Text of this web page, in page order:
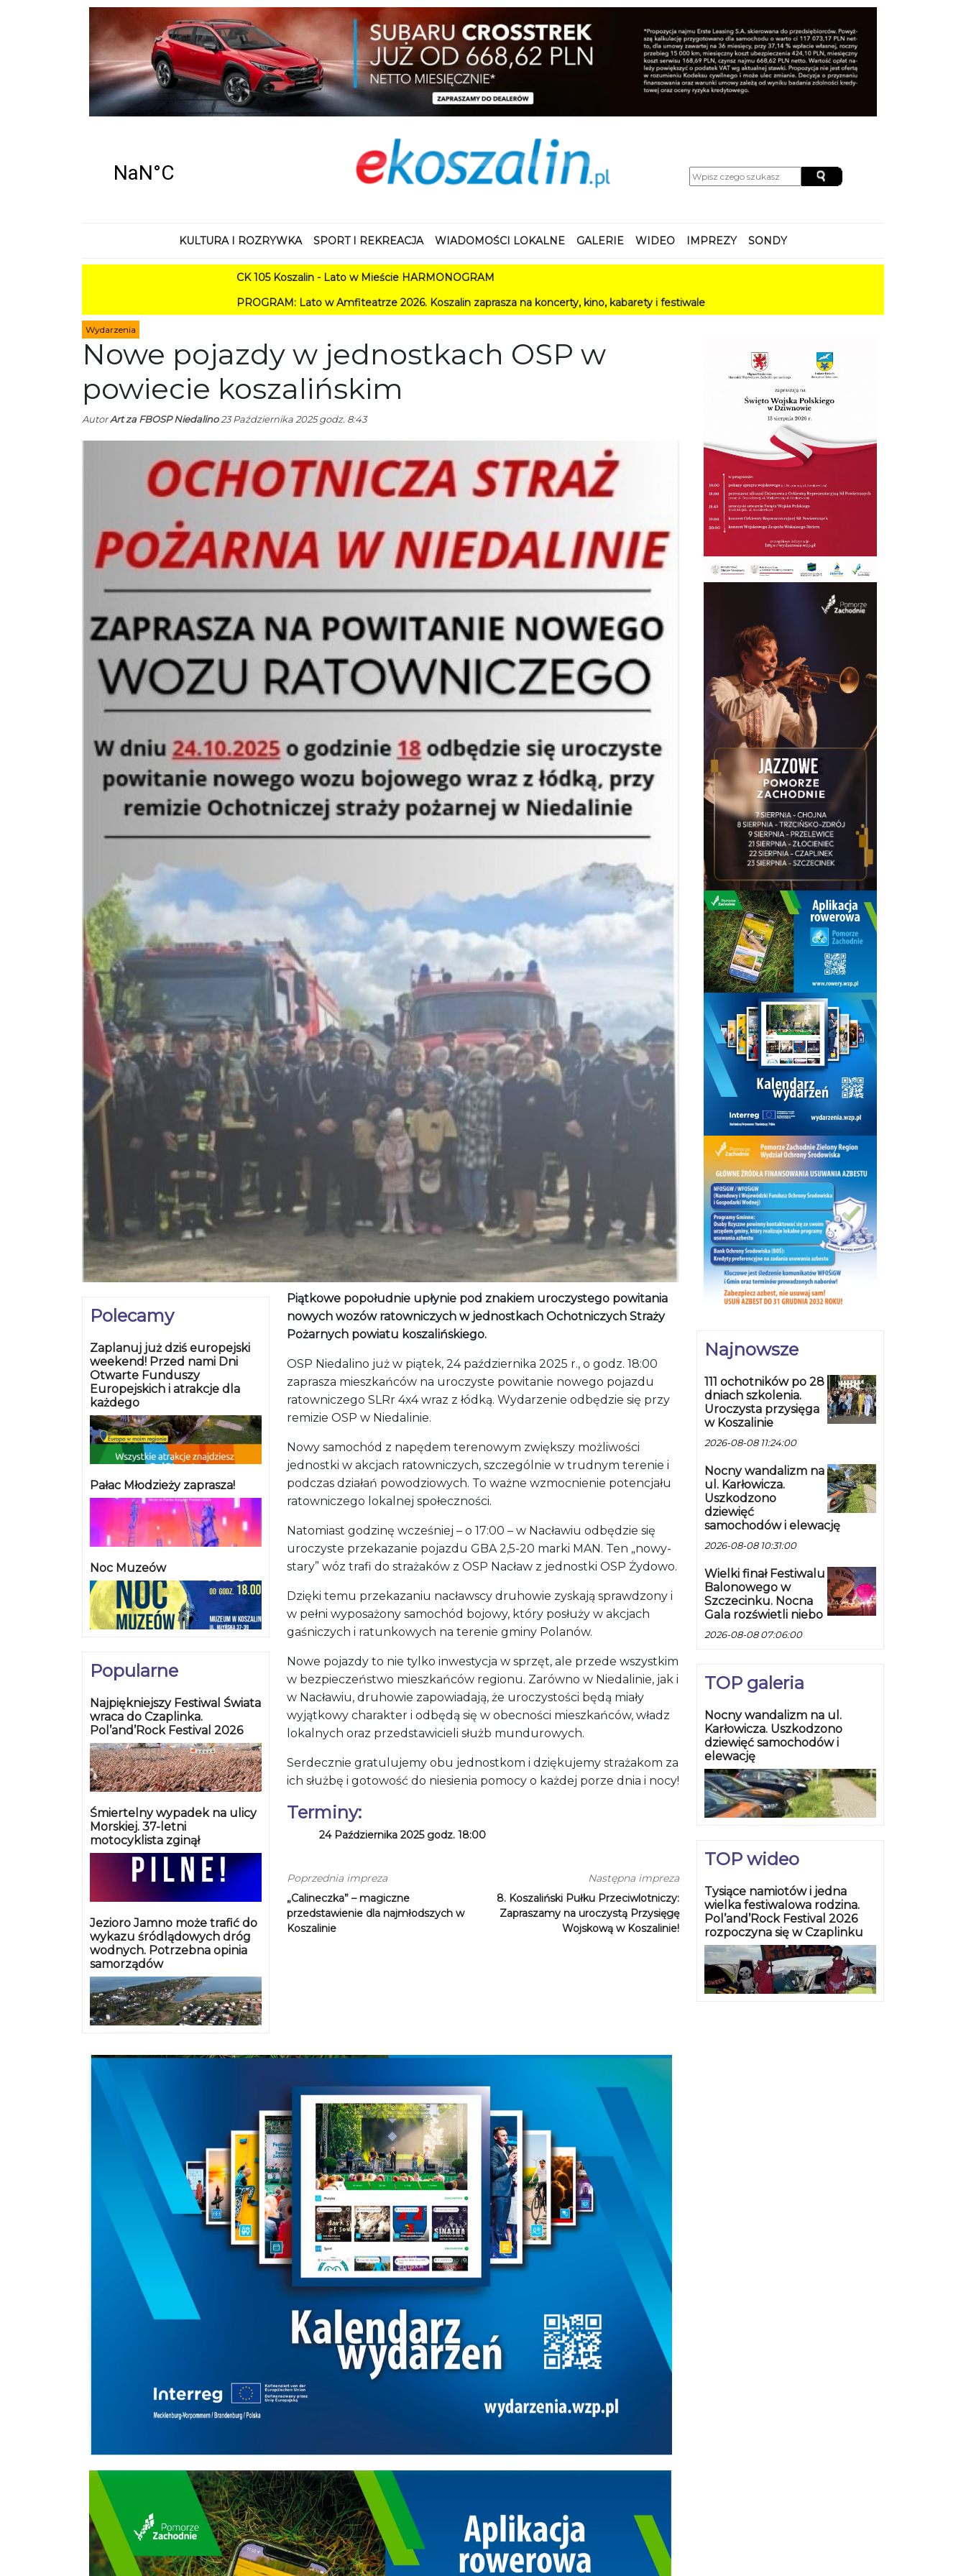
KULTURA I ROZRYWKA SPORT I REKREACJA WIADOMOŚCI LOKALNE GALERIE WIDEO IMPREZY SONDY
CK 105 Koszalin - Lato w Mieście HARMONOGRAM
PROGRAM: Lato w Amfiteatrze 2026. Koszalin zaprasza na koncerty, kino, kabarety i festiwale
Wydarzenia
Nowe pojazdy w jednostkach OSP w
powiecie koszalińskim
AutorArt za FBOSP Niedalino23 Października 2025 godz. 8:43
Polecamy
Zaplanuj już dziś europejski
weekend! Przed nami Dni
Otwarte Funduszy
Europejskich i atrakcje dla
każdego
Pałac Młodzieży zaprasza!
Noc Muzeów
Popularne
Najpiękniejszy Festiwal Świata
wraca do Czaplinka.
Pol’and’Rock Festival 2026
Śmiertelny wypadek na ulicy
Morskiej. 37-letni
motocyklista zginął
Jezioro Jamno może trafić do
wykazu śródlądowych dróg
wodnych. Potrzebna opinia
samorządów
Piątkowe popołudnie upłynie pod znakiem uroczystego powitania
nowych wozów ratowniczych w jednostkach Ochotniczych Straży
Pożarnych powiatu koszalińskiego.
OSP Niedalino już w piątek, 24 października 2025 r., o godz. 18:00
zaprasza mieszkańców na uroczyste powitanie nowego pojazdu
ratowniczego SLRr 4x4 wraz z łódką. Wydarzenie odbędzie się przy
remizie OSP w Niedalinie.
Nowy samochód z napędem terenowym zwiększy możliwości
jednostki w akcjach ratowniczych, szczególnie w trudnym terenie i
podczas działań powodziowych. To ważne wzmocnienie potencjału
ratowniczego lokalnej społeczności.
Natomiast godzinę wcześniej – o 17:00 – w Nacławiu odbędzie się
uroczyste przekazanie pojazdu GBA 2,5-20 marki MAN. Ten „nowy-
stary” wóz trafi do strażaków z OSP Nacław z jednostki OSP Żydowo.
Dzięki temu przekazaniu nacławscy druhowie zyskają sprawdzony i
w pełni wyposażony samochód bojowy, który posłuży w akcjach
gaśniczych i ratunkowych na terenie gminy Polanów.
Nowe pojazdy to nie tylko inwestycja w sprzęt, ale przede wszystkim
w bezpieczeństwo mieszkańców regionu. Zarówno w Niedalinie, jak i
w Nacławiu, druhowie zapowiadają, że uroczystości będą miały
wyjątkowy charakter i odbędą się w obecności mieszkańców, władz
lokalnych oraz przedstawicieli służb mundurowych.
Serdecznie gratulujemy obu jednostkom i dziękujemy strażakom za
ich służbę i gotowość do niesienia pomocy o każdej porze dnia i nocy!
Terminy:
24 Października 2025 godz. 18:00
Poprzednia impreza
„Calineczka” – magiczne
przedstawienie dla najmłodszych w
Koszalinie
Następna impreza
8. Koszaliński Pułku Przeciwlotniczy:
Zapraszamy na uroczystą Przysięgę
Wojskową w Koszalinie!
Najnowsze
111 ochotników po 28
dniach szkolenia.
Uroczysta przysięga
w Koszalinie
2026-08-08 11:24:00
Nocny wandalizm na
ul. Karłowicza.
Uszkodzono
dziewięć
samochodów i elewację
2026-08-08 10:31:00
Wielki finał Festiwalu
Balonowego w
Szczecinku. Nocna
Gala rozświetli niebo
2026-08-08 07:06:00
TOP galeria
Nocny wandalizm na ul.
Karłowicza. Uszkodzono
dziewięć samochodów i
elewację
TOP wideo
Tysiące namiotów i jedna
wielka festiwalowa rodzina.
Pol’and’Rock Festival 2026
rozpoczyna się w Czaplinku